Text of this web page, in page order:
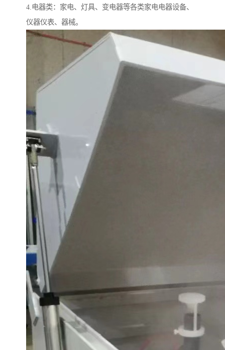
4.电器类：家电、灯具、变电器等各类家电电器设备、
仪器仪表、器械。